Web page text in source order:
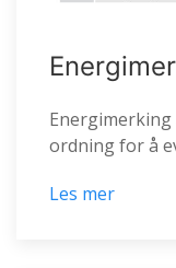
ordning for å
Les mer